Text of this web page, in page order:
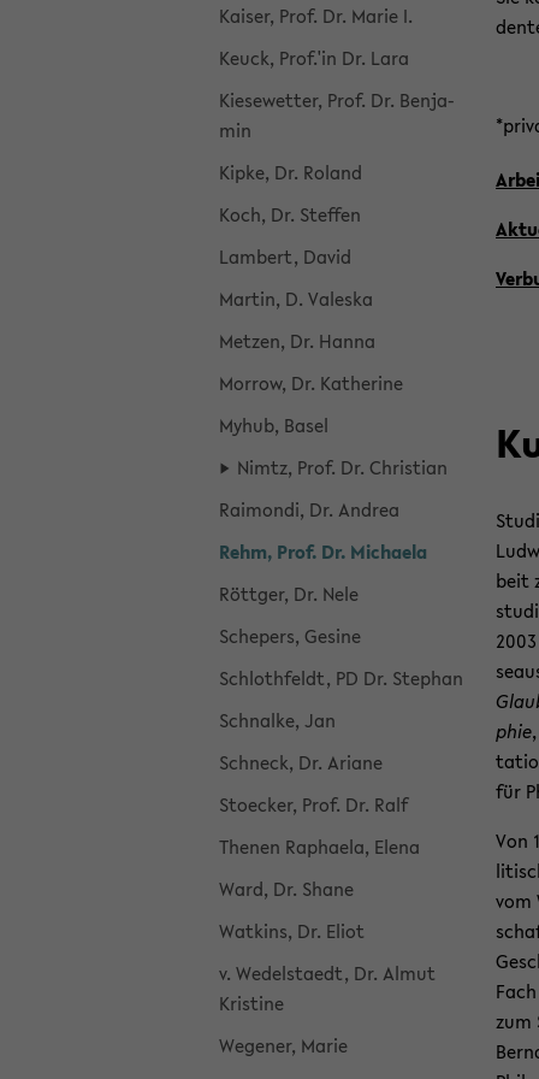
Kai­ser, Prof. Dr. Marie I.
Keuck, Prof.'in Dr. Lara
Kie­se­wet­ter, Prof. Dr. Ben­ja­
min
Kipke, Dr. Ro­land
Koch, Dr. Stef­fen
Lam­bert, David
Mar­tin, D. Val­es­ka
Met­zen, Dr. Hanna
Mor­row, Dr. Ka­the­ri­ne
Myhub, Basel
Nimtz, Prof. Dr. Chris­ti­an
Rai­mon­di, Dr. An­drea
Rehm, Prof. Dr. Mi­chae­la
Rött­ger, Dr. Nele
Sche­pers, Ge­si­ne
Schloth­feldt, PD Dr. Ste­phan
Schnal­ke, Jan
Schneck, Dr. Aria­ne
Sto­ecker, Prof. Dr. Ralf
The­nen Ra­phae­la, Elena
Ward, Dr. Shane
Wat­kins, Dr. Eliot
v. We­del­sta­edt, Dr. Almut
Kris­ti­ne
We­ge­ner, Marie
beit
phie
für
Von
vom
zum